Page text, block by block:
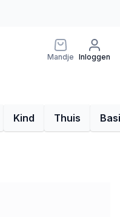
Mandje Inloggen
Kind Thuis